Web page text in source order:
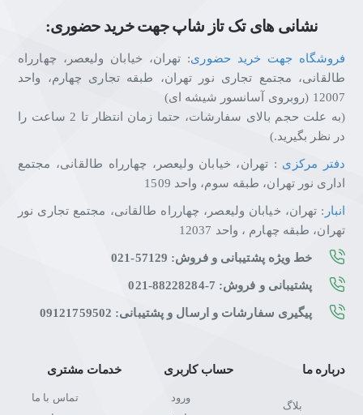
نشانی های تک تاز شاپ جهت خرید حضوری:
فروشگاه جهت خرید حضوری: تهران، خیابان ولیعصر، چهارراه
طالقانی، مجتمع تجاری نور تهران، طبقه تجاری چهارم، واحد
12007 (روبروی آسانسور شیشه ای)
(به علت حجم بالای سفارشات، حتما زمان انتظار تا 2 ساعت را
در نظر بگیرید.)
دفتر مرکزی : تهران، خیابان ولیعصر، چهارراه طالقانی، مجتمع
اداری نور تهران، طبقه سوم، واحد 1509
انبار : تهران، خیابان ولیعصر، چهارراه طالقانی، مجتمع تجاری نور
تهران، طبقه چهارم ، واحد 12037
خط ویژه پشتیبانی و فروش: 57129-021
پشتیبانی و فروش: 7-88228284-021
پیگیری سفارشات و ارسال و پشتیبانی: 09121759502
درباره ما
بلاگ
حساب کاربری
ورود
خدمات مشتری
تماس با ما